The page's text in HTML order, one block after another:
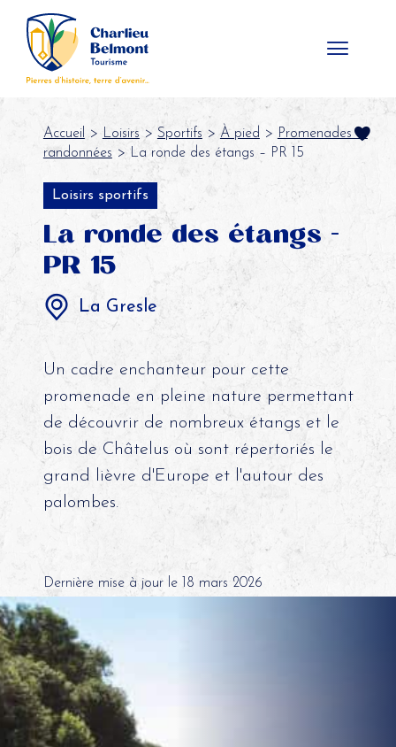
Accueil > Loisirs > Sportifs > À pied > Promenades et
randonnées > La ronde des étangs – PR 15
Loisirs sportifs
La ronde des étangs -
PR 15
La Gresle
Un cadre enchanteur pour cette
promenade en pleine nature permettant
de découvrir de nombreux étangs et le
bois de Châtelus où sont répertoriés le
grand lièvre d'Europe et l'autour des
palombes.
Dernière mise à jour le 18 mars 2026
Panneau de gestion des cookies